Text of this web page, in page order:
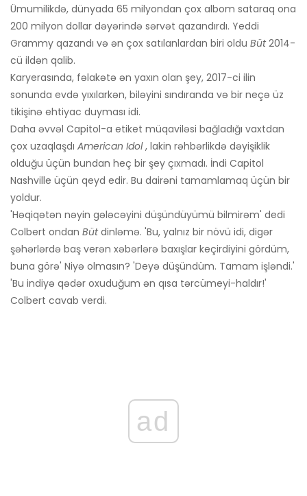
Ümumilikdə, dünyada 65 milyondan çox albom sataraq ona
200 milyon dollar dəyərində sərvət qazandırdı. Yeddi
Grammy qazandı və ən çox satılanlardan biri oldu Büt2014-
cü ildən qalib.
Karyerasında, fəlakətə ən yaxın olan şey, 2017-ci ilin
sonunda evdə yıxılarkən, biləyini sındıranda və bir neçə üz
tikişinə ehtiyac duyması idi.
Daha əvvəl Capitol-a etiket müqaviləsi bağladığı vaxtdan
çox uzaqlaşdı American Idol, lakin rəhbərlikdə dəyişiklik
olduğu üçün bundan heç bir şey çıxmadı. İndi Capitol
Nashville üçün qeyd edir. Bu dairəni tamamlamaq üçün bir
yoldur.
'Həqiqətən nəyin gələcəyini düşündüyümü bilmirəm' dedi
Colbert ondan Bütdinləmə. 'Bu, yalnız bir növü idi, digər
şəhərlərdə baş verən xəbərlərə baxışlar keçirdiyini gördüm,
buna görə' Niyə olmasın? 'Deyə düşündüm. Tamam işləndi.'
'Bu indiyə qədər oxuduğum ən qısa tərcümeyi-haldır!'
Colbert cavab verdi.
ad